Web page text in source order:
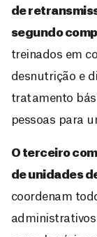
de
segundo
treinados em
desnutrição e
tratamento
pessoas para
O terceiro
de unidades
coordenam